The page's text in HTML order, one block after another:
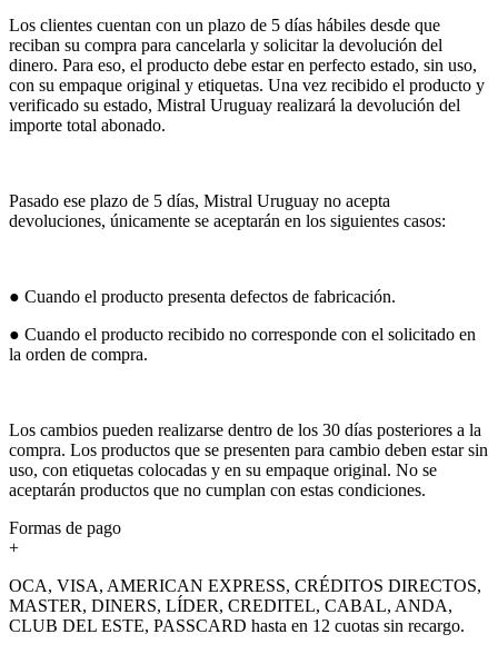
Los clientes cuentan con un plazo de 5 días hábiles desde que
reciban su compra para cancelarla y solicitar la devolución del
dinero. Para eso, el producto debe estar en perfecto estado, sin uso,
con su empaque original y etiquetas. Una vez recibido el producto y
verificado su estado, Mistral Uruguay realizará la devolución del
importe total abonado.
Pasado ese plazo de 5 días, Mistral Uruguay no acepta
devoluciones, únicamente se aceptarán en los siguientes casos:
● Cuando el producto presenta defectos de fabricación.
● Cuando el producto recibido no corresponde con el solicitado en
la orden de compra.
Los cambios pueden realizarse dentro de los 30 días posteriores a la
compra. Los productos que se presenten para cambio deben estar sin
uso, con etiquetas colocadas y en su empaque original. No se
aceptarán productos que no cumplan con estas condiciones.
Formas de pago
+
OCA, VISA, AMERICAN EXPRESS, CRÉDITOS DIRECTOS,
MASTER, DINERS, LÍDER, CREDITEL, CABAL, ANDA,
CLUB DEL ESTE, PASSCARD hasta en 12 cuotas sin recargo.